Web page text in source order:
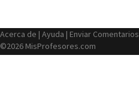
Acerca de | Ayuda | Enviar Comentarios
©2026 MisProfesores.com